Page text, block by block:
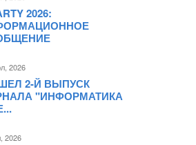
2026:
2026
2-Й ВЫПУСК
"ИНФОРМАТИКА
2026